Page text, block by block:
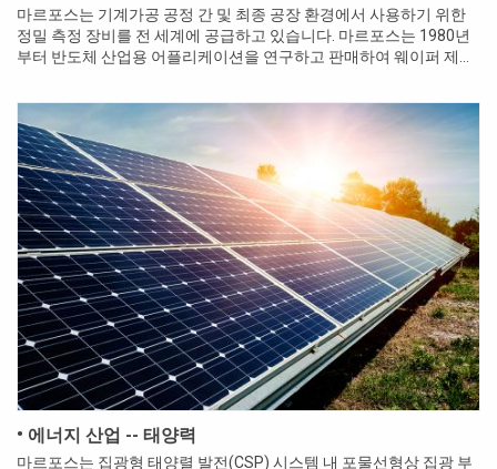
마르포스는 기계가공 공정 간 및 최종 공장 환경에서 사용하기 위한
정밀 측정 장비를 전 세계에 공급하고 있습니다. 마르포스는 1980년
부터 반도체 산업용 어플리케이션을 연구하고 판매하여 웨이퍼 제작
• 에너지 산업 -- 태양력
마르포스는 집광형 태양렬 발전(CSP) 시스템 내 포물선형상 집광 부